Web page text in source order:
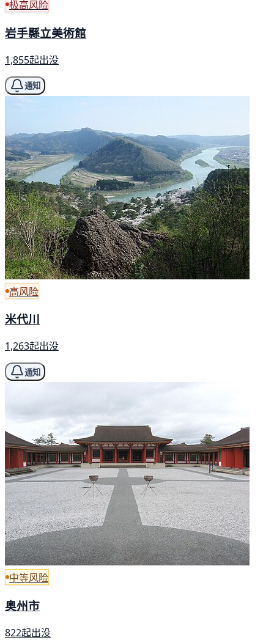
极高风险
岩手縣立美術館
1,855起出没
通知
高风险
米代川
1,263起出没
通知
中等风险
奥州市
822起出没